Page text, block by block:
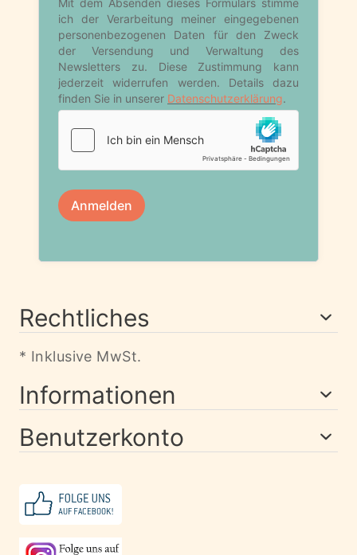
Rechtliches
* Inklusive MwSt.
Informationen
Benutzerkonto